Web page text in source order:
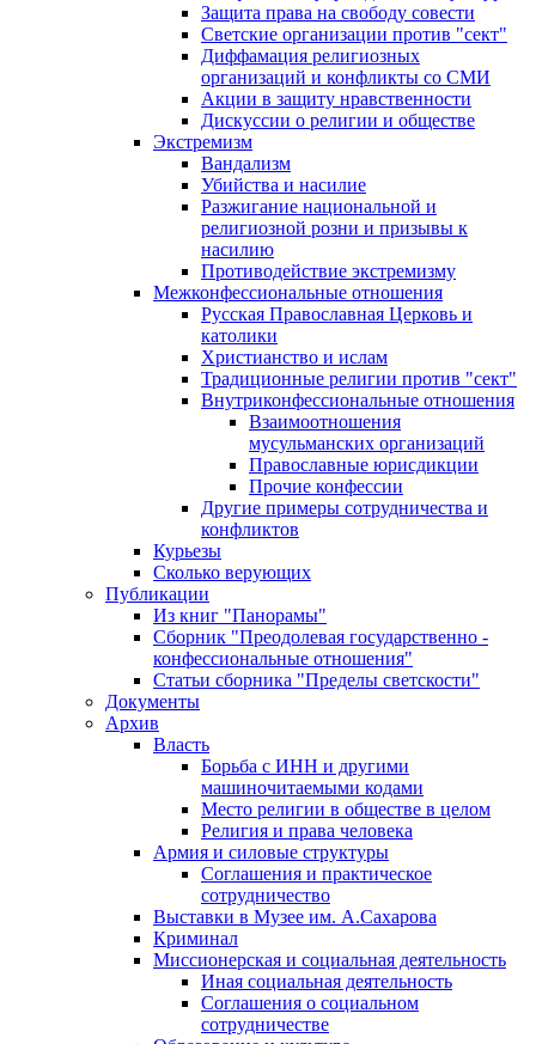
Защита права на свободу совести
Светские организации против "сект"
Диффамация религиозных
организаций и конфликты со СМИ
Акции в защиту нравственности
Дискуссии о религии и обществе
Экстремизм
Вандализм
Убийства и насилие
Разжигание национальной и
религиозной розни и призывы к
насилию
Противодействие экстремизму
Межконфессиональные отношения
Русская Православная Церковь и
католики
Христианство и ислам
Традиционные религии против "сект"
Внутриконфессиональные отношения
Взаимоотношения
мусульманских организаций
Православные юрисдикции
Прочие конфессии
Другие примеры сотрудничества и
конфликтов
Курьезы
Сколько верующих
Публикации
Из книг "Панорамы"
Сборник "Преодолевая государственно -
конфессиональные отношения"
Статьи сборника "Пределы светскости"
Документы
Архив
Власть
Борьба с ИНН и другими
машиночитаемыми кодами
Место религии в обществе в целом
Религия и права человека
Армия и силовые структуры
Соглашения и практическое
сотрудничество
Выставки в Музее им. А.Сахарова
Криминал
Миссионерская и социальная деятельность
Иная социальная деятельность
Соглашения о социальном
сотрудничестве